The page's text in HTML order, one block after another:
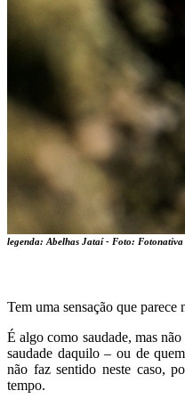
legenda: Abelhas Jataí - Foto: Fotonativa
Tem uma sensação que parece
É algo como saudade, mas
saudade daquilo – ou de
não faz sentido neste caso,
tempo.